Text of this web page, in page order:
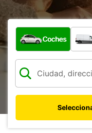
¿Qué tipo de
Coches